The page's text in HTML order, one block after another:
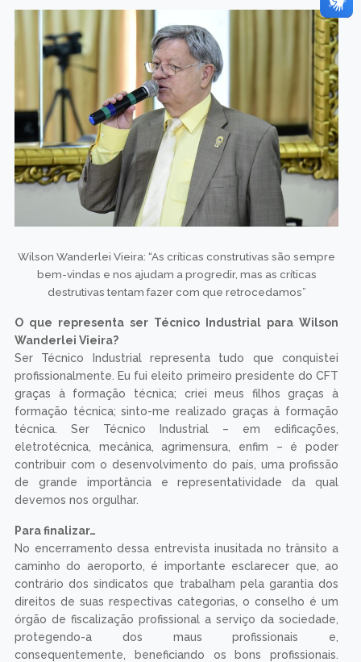
Wilson Wanderlei Vieira: “As críticas construtivas são sempre
bem-vindas e nos ajudam a progredir, mas as críticas
destrutivas tentam fazer com que retrocedamos”
O que representa ser Técnico Industrial para Wilson
Wanderlei Vieira?
Ser Técnico Industrial representa tudo que conquistei
profissionalmente. Eu fui eleito primeiro presidente do CFT
graças à formação técnica; criei meus filhos graças à
formação técnica; sinto-me realizado graças à formação
técnica. Ser Técnico Industrial – em edificações,
eletrotécnica, mecânica, agrimensura, enfim – é poder
contribuir com o desenvolvimento do país, uma profissão
de grande importância e representatividade da qual
devemos nos orgulhar.
Para finalizar…
No encerramento dessa entrevista inusitada no trânsito a
caminho do aeroporto, é importante esclarecer que, ao
contrário dos sindicatos que trabalham pela garantia dos
direitos de suas respectivas categorias, o conselho é um
órgão de fiscalização profissional a serviço da sociedade,
protegendo-a dos maus profissionais e,
consequentemente, beneficiando os bons profissionais.